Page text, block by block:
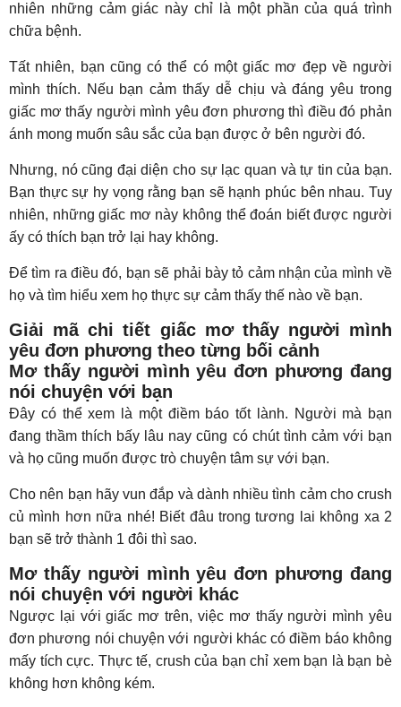
nhiên những cảm giác này chỉ là một phần của quá trình
chữa bệnh.
Tất nhiên, bạn cũng có thể có một giấc mơ đẹp về người
mình thích. Nếu bạn cảm thấy dễ chịu và đáng yêu trong
giấc mơ thấy người mình yêu đơn phương thì điều đó phản
ánh mong muốn sâu sắc của bạn được ở bên người đó.
Nhưng, nó cũng đại diện cho sự lạc quan và tự tin của bạn.
Bạn thực sự hy vọng rằng bạn sẽ hạnh phúc bên nhau. Tuy
nhiên, những giấc mơ này không thể đoán biết được người
ấy có thích bạn trở lại hay không.
Để tìm ra điều đó, bạn sẽ phải bày tỏ cảm nhận của mình về
họ và tìm hiểu xem họ thực sự cảm thấy thế nào về bạn.
Giải mã chi tiết giấc mơ thấy người mình
yêu đơn phương theo từng bối cảnh
Mơ thấy người mình yêu đơn phương đang
nói chuyện với bạn
Đây có thể xem là một điềm báo tốt lành. Người mà bạn
đang thầm thích bấy lâu nay cũng có chút tình cảm với bạn
và họ cũng muốn được trò chuyện tâm sự với bạn.
Cho nên bạn hãy vun đắp và dành nhiều tình cảm cho crush
củ mình hơn nữa nhé! Biết đâu trong tương lai không xa 2
bạn sẽ trở thành 1 đôi thì sao.
Mơ thấy người mình yêu đơn phương đang
nói chuyện với người khác
Ngược lại với giấc mơ trên, việc mơ thấy người mình yêu
đơn phương nói chuyện với người khác có điềm báo không
mấy tích cực. Thực tế, crush của bạn chỉ xem bạn là bạn bè
không hơn không kém.